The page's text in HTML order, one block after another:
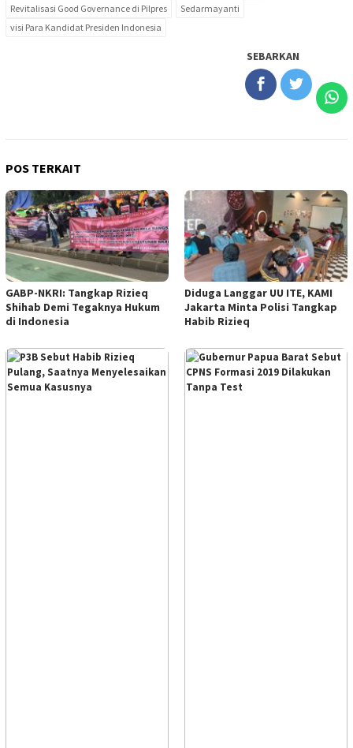
Revitalisasi Good Governance di Pilpres
Sedarmayanti
visi Para Kandidat Presiden Indonesia
SEBARKAN
POS TERKAIT
GABP-NKRI: Tangkap Rizieq
Shihab Demi Tegaknya Hukum
di Indonesia
Diduga Langgar UU ITE, KAMI
Jakarta Minta Polisi Tangkap
Habib Rizieq